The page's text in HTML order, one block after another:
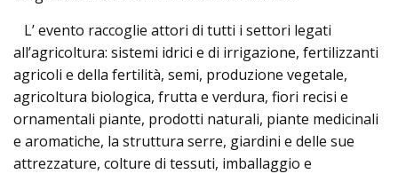
Prodotti
L’ evento raccoglie attori di tutti i settori legati
all’agricoltura: sistemi idrici e di irrigazione, fertilizzanti
agricoli e della fertilità, semi, produzione vegetale,
agricoltura biologica, frutta e verdura, fiori recisi e
ornamentali piante, prodotti naturali, piante medicinali
e aromatiche, la struttura serre, giardini e delle sue
attrezzature, colture di tessuti, imballaggio e